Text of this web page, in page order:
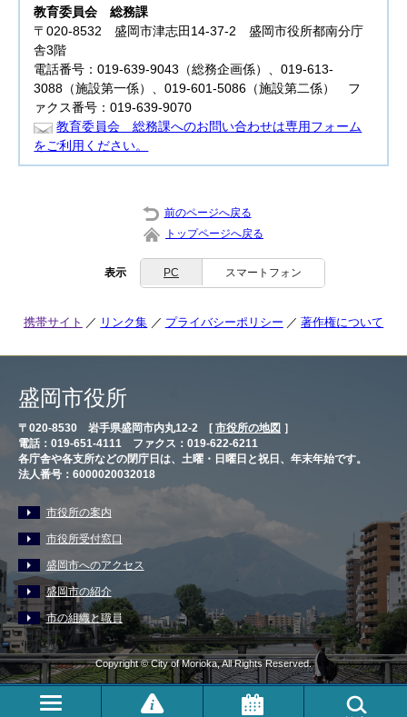
教育委員会総務課
〒020-8532 盛岡市津志田14-37-2 盛岡市役所都南分庁
舎3階
電話番号：019-639-9043（総務企画係）、019-613-
3088（施設第一係）、019-601-5086（施設第二係） フ
ァクス番号：019-639-9070
教育委員会 総務課へのお問い合わせは専用フォーム
をご利用ください。
前のページへ戻る
トップページへ戻る
表示 PC スマートフォン
携帯サイト リンク集 プライバシーポリシー 著作権について
盛岡市役所
〒020-8530 岩手県盛岡市内丸12-2 [ 市役所の地図 ］
電話：019-651-4111 ファクス：019-622-6211
各庁舎や各支所などの閉庁日は、土曜・日曜日と祝日、年末年始です。
法人番号：6000020032018
市役所の案内
市役所受付窓口
盛岡市へのアクセス
盛岡市の紹介
市の組織と職員
Copyright © City of Morioka, All Rights Reserved.